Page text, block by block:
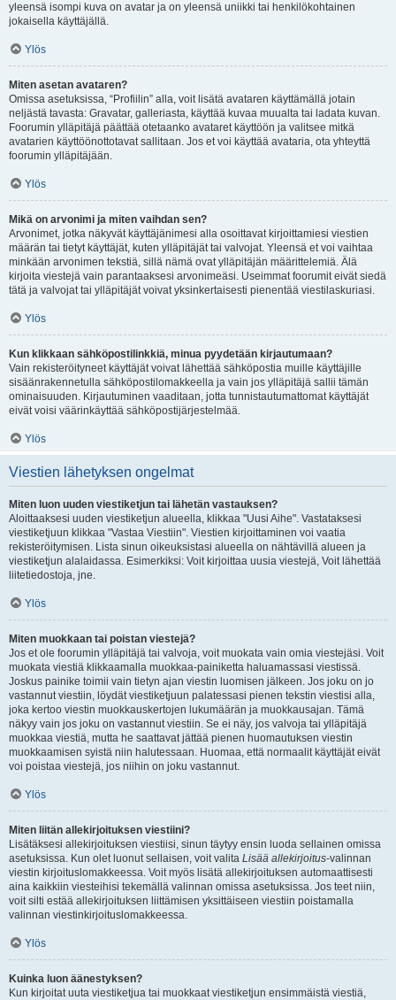
yleensä isompi kuva on avatar ja on yleensä uniikki tai henkilökohtainen
jokaisella käyttäjällä.
Ylös
Miten asetan avataren?
Omissa asetuksissa, “Profiilin” alla, voit lisätä avataren käyttämällä jotain
neljästä tavasta: Gravatar, galleriasta, käyttää kuvaa muualta tai ladata kuvan.
Foorumin ylläpitäjä päättää otetaanko avataret käyttöön ja valitsee mitkä
avatarien käyttöönottotavat sallitaan. Jos et voi käyttää avataria, ota yhteyttä
foorumin ylläpitäjään.
Ylös
Mikä on arvonimi ja miten vaihdan sen?
Arvonimet, jotka näkyvät käyttäjänimesi alla osoittavat kirjoittamiesi viestien
määrän tai tietyt käyttäjät, kuten ylläpitäjät tai valvojat. Yleensä et voi vaihtaa
minkään arvonimen tekstiä, sillä nämä ovat ylläpitäjän määrittelemiä. Älä
kirjoita viestejä vain parantaaksesi arvonimeäsi. Useimmat foorumit eivät siedä
tätä ja valvojat tai ylläpitäjät voivat yksinkertaisesti pienentää viestilaskuriasi.
Ylös
Kun klikkaan sähköpostilinkkiä, minua pyydetään kirjautumaan?
Vain rekisteröityneet käyttäjät voivat lähettää sähköpostia muille käyttäjille
sisäänrakennetulla sähköpostilomakkeella ja vain jos ylläpitäjä sallii tämän
ominaisuuden. Kirjautuminen vaaditaan, jotta tunnistautumattomat käyttäjät
eivät voisi väärinkäyttää sähköpostijärjestelmää.
Ylös
Viestien lähetyksen ongelmat
Miten luon uuden viestiketjun tai lähetän vastauksen?
Aloittaaksesi uuden viestiketjun alueella, klikkaa "Uusi Aihe". Vastataksesi
viestiketjuun klikkaa "Vastaa Viestiin". Viestien kirjoittaminen voi vaatia
rekisteröitymisen. Lista sinun oikeuksistasi alueella on nähtävillä alueen ja
viestiketjun alalaidassa. Esimerkiksi: Voit kirjoittaa uusia viestejä, Voit lähettää
liitetiedostoja, jne.
Ylös
Miten muokkaan tai poistan viestejä?
Jos et ole foorumin ylläpitäjä tai valvoja, voit muokata vain omia viestejäsi. Voit
muokata viestiä klikkaamalla muokkaa-painiketta haluamassasi viestissä.
Joskus painike toimii vain tietyn ajan viestin luomisen jälkeen. Jos joku on jo
vastannut viestiin, löydät viestiketjuun palatessasi pienen tekstin viestisi alla,
joka kertoo viestin muokkauskertojen lukumäärän ja muokkausajan. Tämä
näkyy vain jos joku on vastannut viestiin. Se ei näy, jos valvoja tai ylläpitäjä
muokkaa viestiä, mutta he saattavat jättää pienen huomautuksen viestin
muokkaamisen syistä niin halutessaan. Huomaa, että normaalit käyttäjät eivät
voi poistaa viestejä, jos niihin on joku vastannut.
Ylös
Miten liitän allekirjoituksen viestiini?
Lisätäksesi allekirjoituksen viestiisi, sinun täytyy ensin luoda sellainen omissa
asetuksissa. Kun olet luonut sellaisen, voit valita Lisää allekirjoitus-valinnan
viestin kirjoituslomakkeessa. Voit myös lisätä allekirjoituksen automaattisesti
aina kaikkiin viesteihisi tekemällä valinnan omissa asetuksissa. Jos teet niin,
voit silti estää allekirjoituksen liittämisen yksittäiseen viestiin poistamalla
valinnan viestinkirjoituslomakkeessa.
Ylös
Kuinka luon äänestyksen?
Kun kirjoitat uuta viestiketjua tai muokkaat viestiketjun ensimmäistä viestiä,